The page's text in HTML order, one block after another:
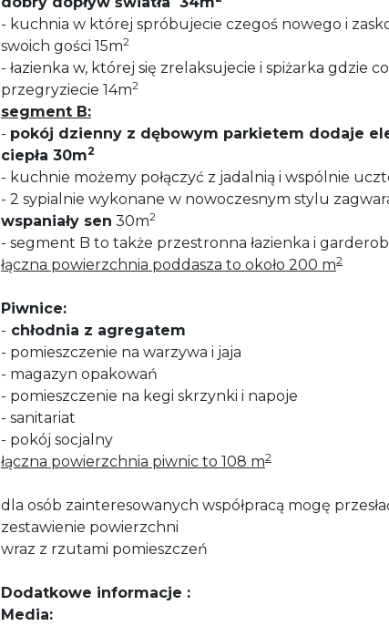
- kuchnia w której spróbujecie czegoś nowego i
swoich gości 15m2
- łazienka w, której się zrelaksujecie i spiżarka gdzie
przegryziecie 14m2
segment B:
- pokój dzienny z dębowym parkietem dodaje
ciepła 30m2
- kuchnie możemy połączyć z jadalnią i wspólnie
- 2 sypialnie wykonane w nowoczesnym stylu
wspaniały sen 30m2
- segment B to także przestronna łazienka i
łączna powierzchnia poddasza to około 200 m2
Piwnice:
- chłodnia z agregatem
- pomieszczenie na warzywa i jaja
- magazyn opakowań
- pomieszczenie na kegi skrzynki i napoje
- sanitariat
- pokój socjalny
łączna powierzchnia piwnic to 108 m2
dla osób zainteresowanych współpracą mogę
zestawienie powierzchni
wraz z rzutami pomieszczeń
Dodatkowe informacje :
Media: